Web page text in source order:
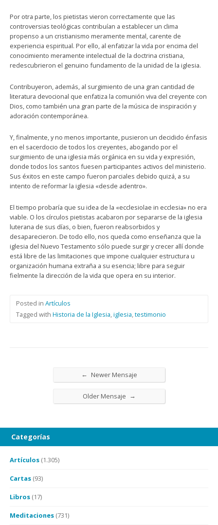
Por otra parte, los pietistas vieron correctamente que las
controversias teológicas contribuían a establecer un clima
propenso a un cristianismo meramente mental, carente de
experiencia espiritual. Por ello, al enfatizar la vida por encima del
conocimiento meramente intelectual de la doctrina cristiana,
redescubrieron el genuino fundamento de la unidad de la iglesia.
Contribuyeron, además, al surgimiento de una gran cantidad de
literatura devocional que enfatiza la comunión viva del creyente con
Dios, como también una gran parte de la música de inspiración y
adoración contemporánea.
Y, finalmente, y no menos importante, pusieron un decidido énfasis
en el sacerdocio de todos los creyentes, abogando por el
surgimiento de una iglesia más orgánica en su vida y expresión,
donde todos los santos fuesen participantes activos del ministerio.
Sus éxitos en este campo fueron parciales debido quizá, a su
intento de reformar la iglesia «desde adentro».
El tiempo probaría que su idea de la «ecclesiolae in ecclesia» no era
viable. O los círculos pietistas acabaron por separarse de la iglesia
luterana de sus días, o bien, fueron reabsorbidos y
desaparecieron. De todo ello, nos queda como enseñanza que la
iglesia del Nuevo Testamento sólo puede surgir y crecer allí donde
está libre de las limitaciones que impone cualquier estructura u
organización humana extraña a su esencia; libre para seguir
fielmente la dirección de la vida que opera en su interior.
Posted in Artículos
Tagged with Historia de la Iglesia,iglesia,testimonio
← Newer Mensaje
Older Mensaje →
Categorías
Artículos (1.305)
Cartas (93)
Libros (17)
Meditaciones (731)